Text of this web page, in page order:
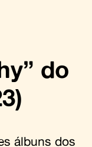
do
álbuns dos